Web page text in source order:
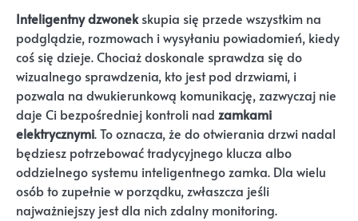
Inteligentny dzwonekskupia się przede wszystkim na
podglądzie, rozmowach i wysyłaniu powiadomień, kiedy
coś się dzieje. Chociaż doskonale sprawdza się do
wizualnego sprawdzenia, kto jest pod drzwiami, i
pozwala na dwukierunkową komunikację, zazwyczaj nie
daje Ci bezpośredniej kontroli nad zamkami
elektrycznymi. To oznacza, że do otwierania drzwi nadal
będziesz potrzebować tradycyjnego klucza albo
oddzielnego systemu inteligentnego zamka. Dla wielu
osób to zupełnie w porządku, zwłaszcza jeśli
najważniejszy jest dla nich zdalny monitoring.